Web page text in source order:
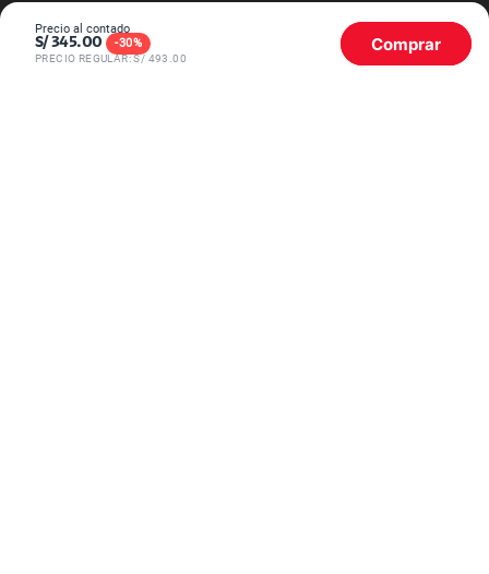
Precio al contado
S/345.00 -30%
PRECIO REGULAR: S/ 493.00
Comprar
Mejora tu plan
Conviértete en Full Claro
Cyber WOW